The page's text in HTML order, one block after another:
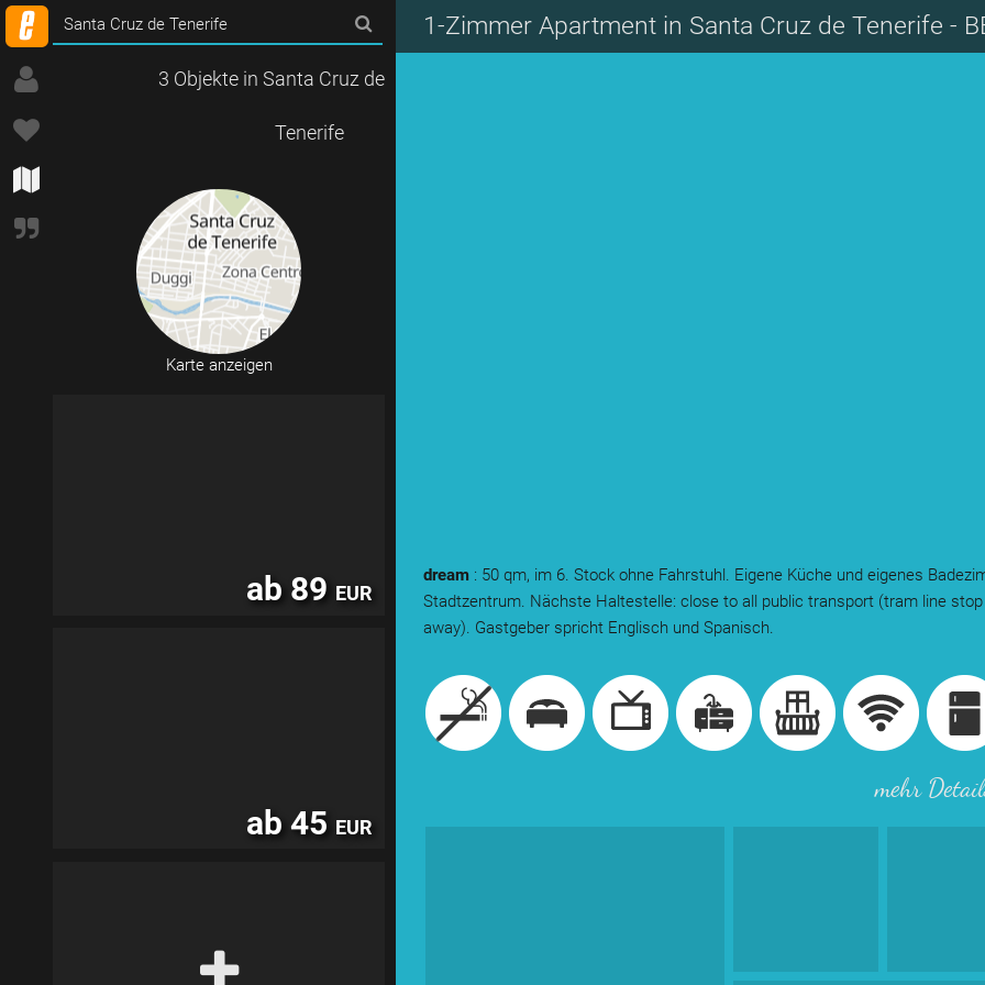
1-Zimmer Apartment in Santa Cruz de Tenerife -
dream : 50 qm, im 6. Stock ohne Fahrstuhl. Eigene Küche und eigenes
Stadtzentrum. Nächste Haltestelle: close to all public transport (tram line
away). Gastgeber spricht Englisch und Spanisch.
mehr
3 Objekte in Santa Cruz de
Tenerife
Karte anzeigen
ab 89 EUR
ab 45 EUR